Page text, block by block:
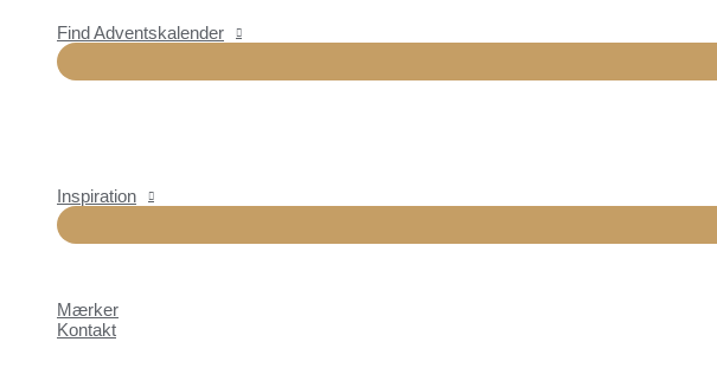
Find Adventskalender
Inspiration
Mærker
Kontakt